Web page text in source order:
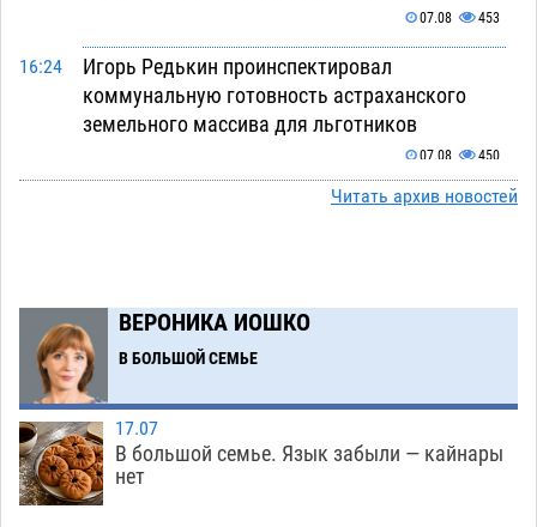
07.08 453
16:24
Игорь Редькин проинспектировал
коммунальную готовность астраханского
земельного массива для льготников
07.08 450
Тяга к сверхскоростям обошлась
14:44
Астраханские кутилы сменили барные стойки
на полицейские дежурки
14:09
С 11 августа астраханские водоемы
обеспечат притоком в семь тысяч кубов
07.08 1164
13:29
Астраханский аэропорт попробует отбиться
Читать архив новостей
ВЕРОНИКА ИОШКО
В БОЛЬШОЙ СЕМЬЕ
17.07
В большой семье. Язык забыли — кайнары
нет